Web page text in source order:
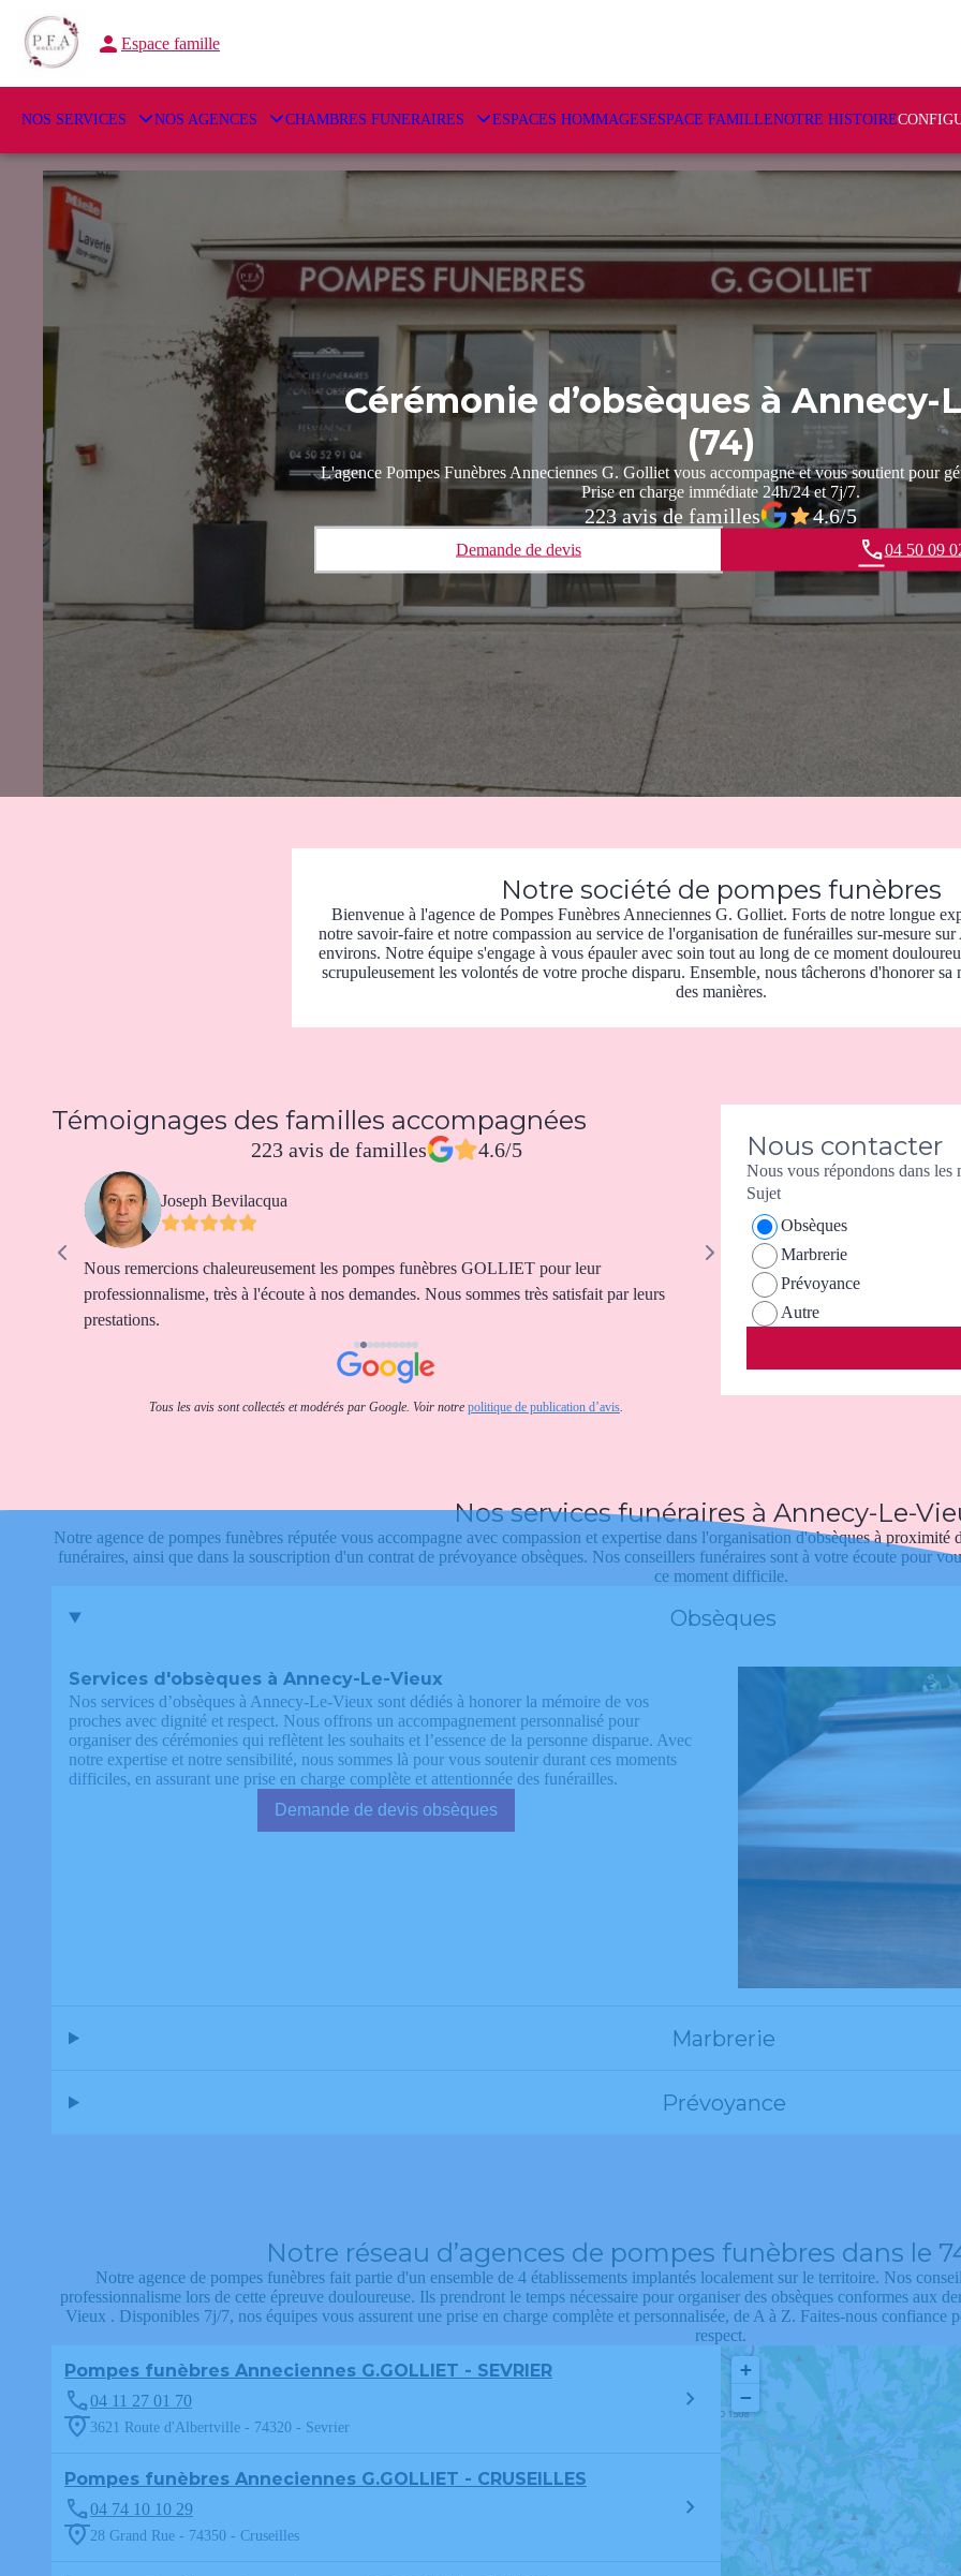
Espace famille
NOS SERVICES NOS AGENCES CHAMBRES FUNERAIRES ESPACES HOMMAGESESPACE FAMILLENOTRE HISTOIRE
Cérémonie d’obsèques à Annecy-
(74)
L'agence Pompes Funèbres Anneciennes G. Golliet vous accompagne et vous soutient pour
Prise en charge immédiate 24h/24 et 7j/7.
223 avis de familles 4.6/5
Demande de devis 04 50 09
Notre société de pompes funèbres
Bienvenue à l'agence de Pompes Funèbres Anneciennes G. Golliet. Forts de notre longue
notre savoir-faire et notre compassion au service de l'organisation de funérailles sur-mesure
environs. Notre équipe s'engage à vous épauler avec soin tout au long de ce moment
scrupuleusement les volontés de votre proche disparu. Ensemble, nous tâcherons d'honorer sa
des manières.
Témoignages des familles accompagnées
223 avis de familles 4.6/5
Joseph Bevilacqua
Nous remercions chaleureusement les pompes funèbres GOLLIET pour leur
professionnalisme, très à l'écoute à nos demandes. Nous sommes très satisfait par leurs
prestations.
Vous nous avez accompagné dans
chaque personne qui ont contribué à la
toujours présents et accompagnants
professionnelle, et vous nous avez
traverser ce moment douloureux.
Tous les avis sont collectés et modérés par Google. Voir notre politique de publication d’avis.
Nous contacter
Nous vous répondons dans les
Sujet
Obsèques
Marbrerie
Prévoyance
Autre
Nos services funéraires à Annecy-Le-
Notre agence de pompes funèbres réputée vous accompagne avec compassion et expertise dans l'organisation d'obsèques à
funéraires, ainsi que dans la souscription d'un contrat de prévoyance obsèques. Nos conseillers funéraires sont à votre écoute pour
ce moment difficile.
Obsèques
Services d'obsèques à Annecy-Le-Vieux
Nos services d’obsèques à Annecy-Le-Vieux sont dédiés à honorer la mémoire de vos
proches avec dignité et respect. Nous offrons un accompagnement personnalisé pour
organiser des cérémonies qui reflètent les souhaits et l’essence de la personne disparue. Avec
notre expertise et notre sensibilité, nous sommes là pour vous soutenir durant ces moments
difficiles, en assurant une prise en charge complète et attentionnée des funérailles.
Demande de devis obsèques
Marbrerie
Prévoyance
Notre réseau d’agences de pompes funèbres dans le
Notre agence de pompes funèbres fait partie d'un ensemble de 4 établissements implantés localement sur le territoire. Nos
professionnalisme lors de cette épreuve douloureuse. Ils prendront le temps nécessaire pour organiser des obsèques conformes
Vieux . Disponibles 7j/7, nos équipes vous assurent une prise en charge complète et personnalisée, de A à Z. Faites-nous confiance
respect.
Pompes funèbres Anneciennes G.GOLLIET - SEVRIER
04 11 27 01 70
3621 Route d'Albertville - 74320 - Sevrier
Pompes funèbres Anneciennes G.GOLLIET - CRUSEILLES
04 74 10 10 29
28 Grand Rue - 74350 - Cruseilles
+
−